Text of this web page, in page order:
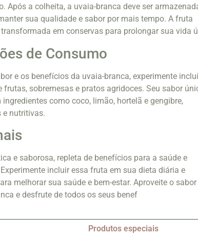
Após a colheita, a uvaia-branca deve ser
sua qualidade e sabor por mais tempo. A fruta
em conservas para prolongar sua vida
de Consumo
e os benefícios da uvaia-branca, experimente
sobremesas e pratos agridoces. Seu sabor
como coco, limão, hortelã e gengibre,
e nutritivas.
e saborosa, repleta de benefícios para a saúde e
incluir essa fruta em sua dieta diária e
melhorar sua saúde e bem-estar. Aproveite o sabor
e desfrute de todos os seus benef
Produtos especiais